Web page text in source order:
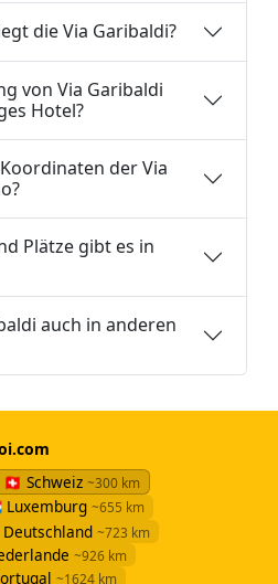
die Via Garibaldi?
von Via Garibaldi
Hotel?
der Via
Plätze gibt es in
auch in anderen
🇨🇭 Schweiz ~300 km
Luxemburg ~655 km
~723 km
~926 km
~1624 km